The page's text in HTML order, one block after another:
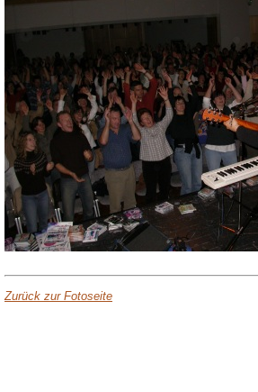
Zurück zur Fotoseite